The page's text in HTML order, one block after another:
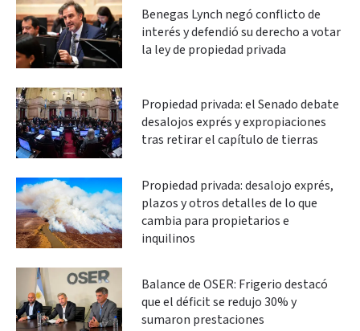
Benegas Lynch negó conflicto de
interés y defendió su derecho a votar
la ley de propiedad privada
Propiedad privada: el Senado debate
desalojos exprés y expropiaciones
tras retirar el capítulo de tierras
Propiedad privada: desalojo exprés,
plazos y otros detalles de lo que
cambia para propietarios e
inquilinos
Balance de OSER: Frigerio destacó
que el déficit se redujo 30% y
sumaron prestaciones